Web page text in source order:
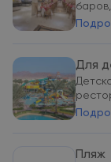
Для
Пляж